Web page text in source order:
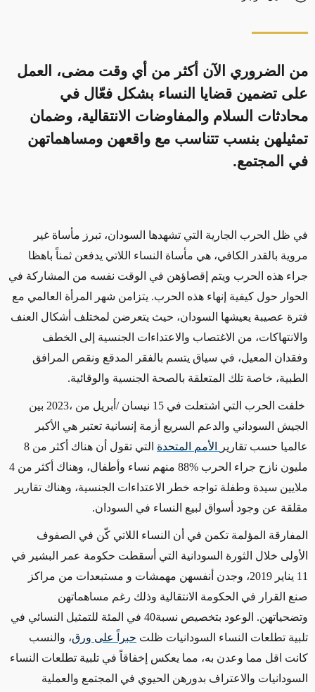
من الضروري الآن أكثر من أي وقت مضى، العمل
على تضمين قضايا النساء بشكل فعّال في
محادثات السلام والمفاوضات الانتقالية، وضمان
تمثيلهن بنسب تتناسب مع واقعهن ومساهماتهن
في المجتمع.
في ظل الحرب الجارية التي تشهدها السودان، تبرز مأساة غير
مروية بالقدر الكافي، هي مأساة النساء اللاتي يدفعن ثمناً باهظا
جراء هذه الحرب ويتم إقصاؤهن في الوقت نفسه من المشاركة في
الحوار حول كيفية إنهاء هذه الحرب. يتزامن شهر المرأة العالمي مع
فترة عصيبة يعيشها السودان، حيث يتعرضن لمختلف أشكال العنف
والانتهاكات، من الاغتصاب والاعتداءات الجنسية إلى الخطف
وفقدان المعيل، في سياق يتسم بالفقر المدقع ونقص المرافق
الطبية، خاصة تلك المتعلقة بالصحة الجنسية والوقائية.
خلفت الحرب التي اشتعلت في 15 نيسان /أبريل من ،2023 بين
الجيش السوداني والدعم السريع أزمة إنسانية تعتبر هي الأكبر
عالميا حسب تقارير
الأمم المتحدة
التي تقول أن هناك أكثر من 8
مليون نازح جراء الحرب %88 منهم نساء وأطفال، وهناك أكثر من 4
ملايين سيدة وطفلة تواجه خطر الاعتداءات الجنسية، وهناك تقارير
مقلقة عن وجود أسواق لبيع النساء في السودان.
المفارقة المؤلمة تكمن في أن النساء اللاتي كّن في الصفوف
الأولى خلال الثورة السودانية التي أسقطت حكومة عمر البشير في
11 يناير 2019، وجدن أنفسهن مهمشات و مستبعدات من مراكز
صنع القرار في الحكومة الانتقالية وذلك رغم مساهماتهن
وتضحياتهن. الوعود بتخصيص نسبة40 في المئة للتمثيل النسائي في
تلبية تطلعات النساء السودانيات ظلت حبرا على ورق، والنسب
كانت اقل مما وعدن به، مما يعكس إخفاقاً في تلبية تطلعات النساء
السودانيات والاعتراف بدورهن الحيوي في المجتمع والعملية